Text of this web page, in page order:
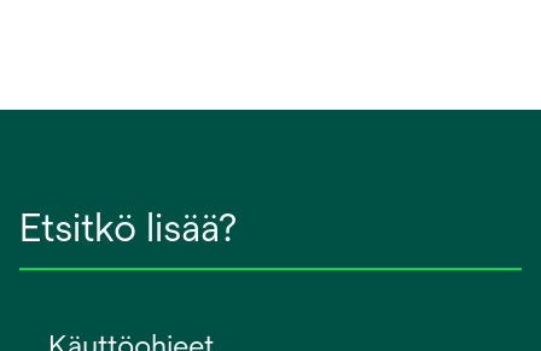
Etsitkö lisää?